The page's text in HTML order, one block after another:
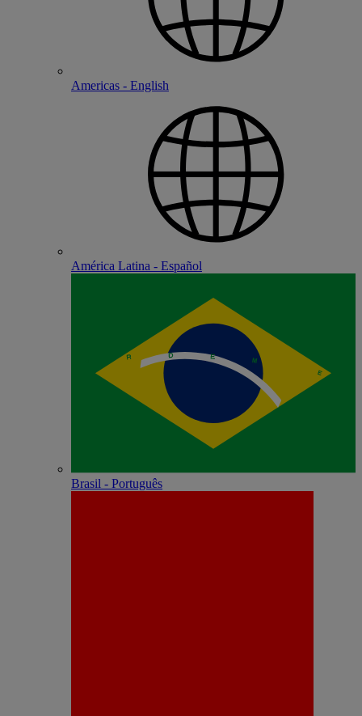
Americas - English
América Latina - Español
Brasil - Português